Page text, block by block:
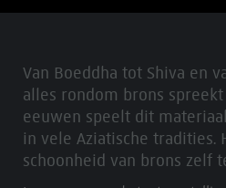
Van Boeddha tot Shiva en
alles rondom brons
eeuwen speelt dit
in vele Aziatische tradities.
schoonheid van brons zelf